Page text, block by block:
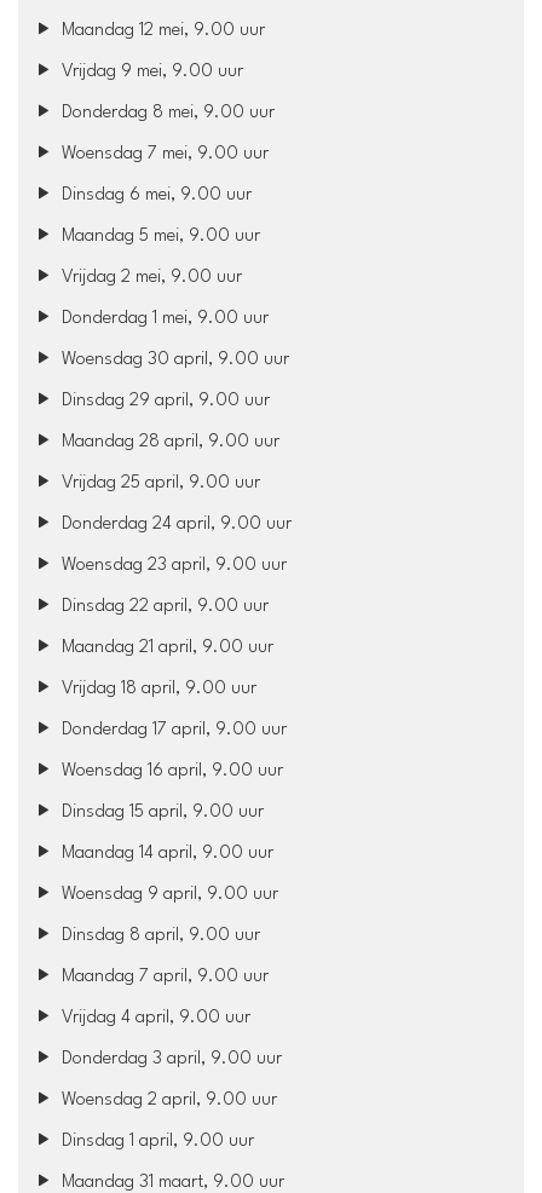
Maandag 12 mei, 9.00 uur
Vrijdag 9 mei, 9.00 uur
Donderdag 8 mei, 9.00 uur
Woensdag 7 mei, 9.00 uur
Dinsdag 6 mei, 9.00 uur
Maandag 5 mei, 9.00 uur
Vrijdag 2 mei, 9.00 uur
Donderdag 1 mei, 9.00 uur
Woensdag 30 april, 9.00 uur
Dinsdag 29 april, 9.00 uur
Maandag 28 april, 9.00 uur
Vrijdag 25 april, 9.00 uur
Donderdag 24 april, 9.00 uur
Woensdag 23 april, 9.00 uur
Dinsdag 22 april, 9.00 uur
Maandag 21 april, 9.00 uur
Vrijdag 18 april, 9.00 uur
Donderdag 17 april, 9.00 uur
Woensdag 16 april, 9.00 uur
Dinsdag 15 april, 9.00 uur
Maandag 14 april, 9.00 uur
Woensdag 9 april, 9.00 uur
Dinsdag 8 april, 9.00 uur
Maandag 7 april, 9.00 uur
Vrijdag 4 april, 9.00 uur
Donderdag 3 april, 9.00 uur
Woensdag 2 april, 9.00 uur
Dinsdag 1 april, 9.00 uur
Maandag 31 maart, 9.00 uur